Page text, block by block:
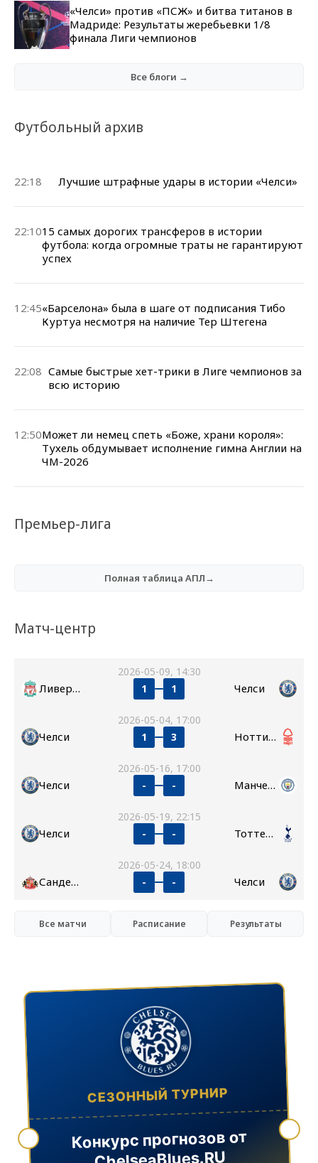
«Челси» против «ПСЖ» и битва титанов в
Мадриде: Результаты жеребьевки 1/8
финала Лиги чемпионов
Все блоги →
Футбольный архив
22:18 Лучшие штрафные удары в истории «Челси»
22:1015 самых дорогих трансферов в истории
футбола: когда огромные траты не гарантируют
успех
12:45«Барселона» была в шаге от подписания Тибо
Куртуа несмотря на наличие Тер Штегена
22:08 Самые быстрые хет-трики в Лиге чемпионов за
всю историю
12:50Может ли немец спеть «Боже, храни короля»:
Тухель обдумывает исполнение гимна Англии на
ЧМ-2026
Премьер-лига
Полная таблица АПЛ→
Матч-центр
2026-05-09, 14:30
Ливерпуль 1 1 Челси
2026-05-04, 17:00
Челси 1 3 Ноттингем Форест
2026-05-16, 17:00
Челси - - Манчестер Сити
2026-05-19, 22:15
Челси - - Тоттенхэм
2026-05-24, 18:00
Сандерленд - - Челси
Все матчи Расписание Результаты
СЕЗОННЫЙ ТУРНИР
Конкурс прогнозов от